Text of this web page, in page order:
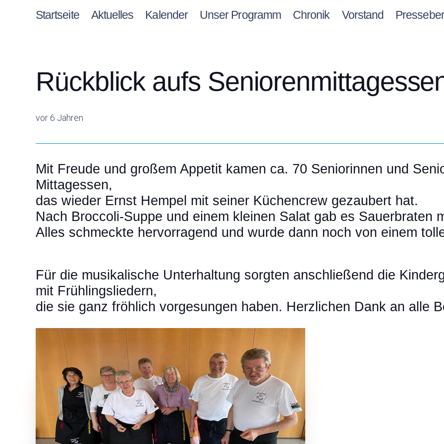
Startseite Aktuelles Kalender Unser Programm Chronik Vorstand
Rückblick aufs
vor 6 Jahren
Mit Freude und großem Appetit kamen ca. 70 Seniorinnen und
Mittagessen,
das wieder Ernst Hempel mit seiner Küchencrew gezaubert hat.
Nach Broccoli-Suppe und einem kleinen Salat gab es Sauerbraten
Alles schmeckte hervorragend und wurde dann noch von einem
Für die musikalische Unterhaltung sorgten anschließend die
mit Frühlingsliedern,
die sie ganz fröhlich vorgesungen haben. Herzlichen Dank an alle